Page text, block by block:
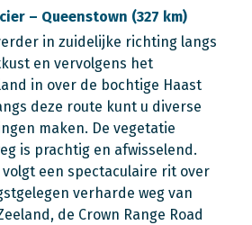
– Queenstown (327 km)
in zuidelijke richting langs
en vervolgens het
in over de bochtige Haast
deze route kunt u diverse
maken. De vegetatie
is prachtig en afwisselend.
volgt een spectaculaire rit over
verharde weg van
de Crown Range Road